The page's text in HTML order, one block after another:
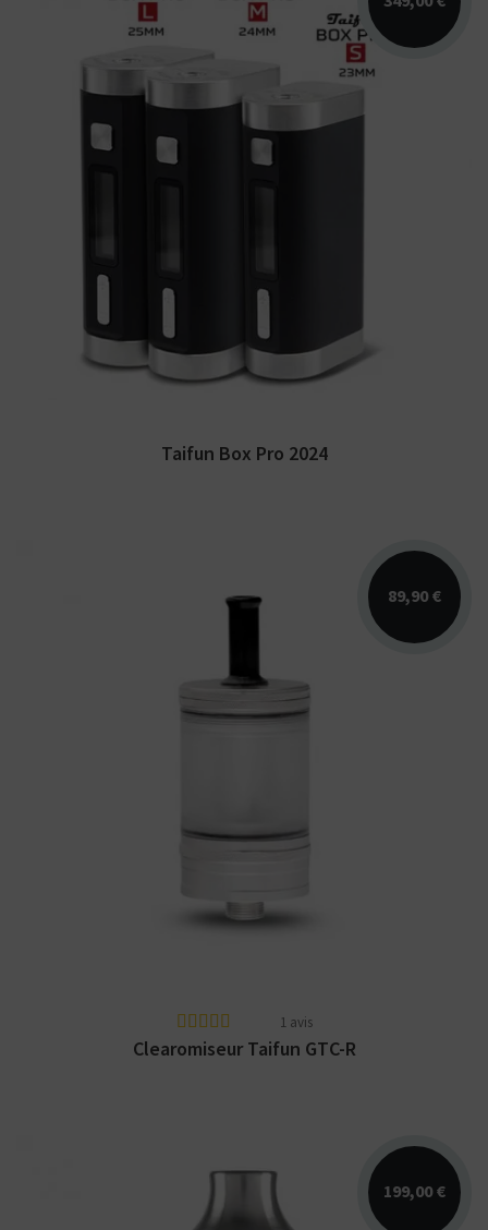
Édition DLC limitée disponible ! Plusieurs
finitions et...
Taifun Box Pro 2024
89,90 €
Le clearomiseur Taifun 100% fabriqué en
Allemagne fonctionnant avec les résistances
1 avis
Clearomiseur Taifun GTC-R
199,00 €